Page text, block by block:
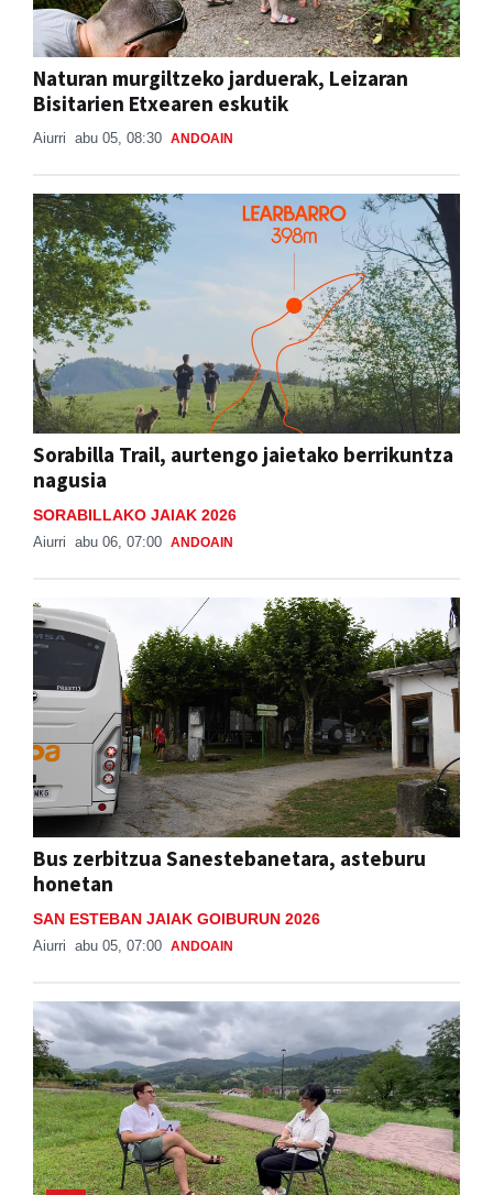
Naturan murgiltzeko jarduerak, Leizaran
Bisitarien Etxearen eskutik
Aiurri abu 05, 08:30 ANDOAIN
Sorabilla Trail, aurtengo jaietako berrikuntza
nagusia
SORABILLAKO JAIAK 2026
Aiurri abu 06, 07:00 ANDOAIN
Bus zerbitzua Sanestebanetara, asteburu
honetan
SAN ESTEBAN JAIAK GOIBURUN 2026
Aiurri abu 05, 07:00 ANDOAIN